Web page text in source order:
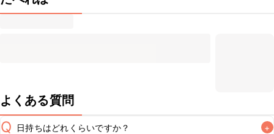
よくある質問
Q 日持ちはどれくらいですか？ +